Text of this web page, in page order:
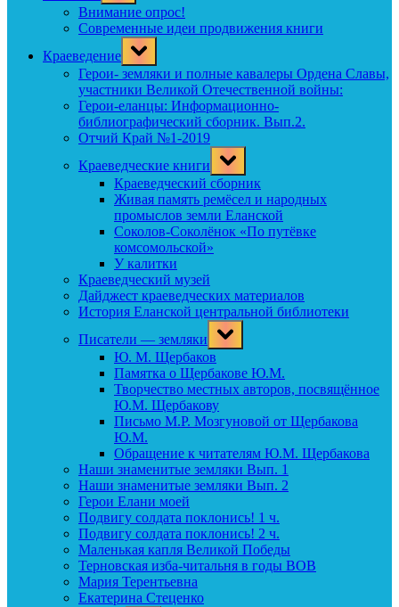
menu
Внимание опрос!
Современные идеи продвижения книги
Краеведение
Toggle
sub-
menu
Герои- земляки и полные кавалеры Ордена Славы,
участники Великой Отечественной войны:
Герои-еланцы: Информационно-
библиографический сборник. Вып.2.
Отчий Край №1-2019
Краеведческие книги
Toggle
sub-
menu
Краеведческий сборник
Живая память ремёсел и народных
промыслов земли Еланской
Соколов-Соколёнок «По путёвке
комсомольской»
У калитки
Краеведческий музей
Дайджест краеведческих материалов
История Еланской центральной библиотеки
Писатели — земляки
Toggle
sub-
menu
Ю. М. Щербаков
Памятка о Щербакове Ю.М.
Творчество местных авторов, посвящённое
Ю.М. Щербакову
Письмо М.Р. Мозгуновой от Щербакова
Ю.М.
Обращение к читателям Ю.М. Щербакова
Наши знаменитые земляки Вып. 1
Наши знаменитые земляки Вып. 2
Герои Елани моей
Подвигу солдата поклонись! 1 ч.
Подвигу солдата поклонись! 2 ч.
Маленькая капля Великой Победы
Терновская изба-читальня в годы ВОВ
Мария Терентьевна
Екатерина Стеценко